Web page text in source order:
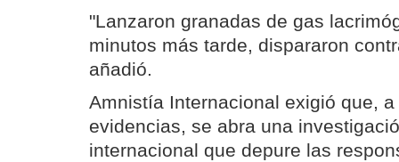
"Lanzaron granadas de gas
minutos más tarde, dispararon
añadió.
Amnistía Internacional exigió que,
evidencias, se abra una
internacional que depure las